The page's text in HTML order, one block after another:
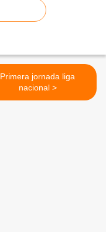
Primera jornada liga
nacional >